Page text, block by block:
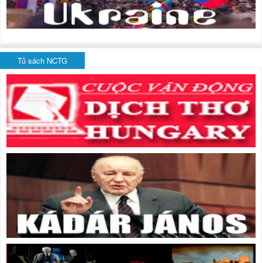
Tủ sách NCTG